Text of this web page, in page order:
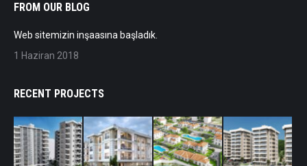
FROM OUR BLOG
Web sitemizin inşaasına başladık.
1 Haziran 2018
RECENT PROJECTS